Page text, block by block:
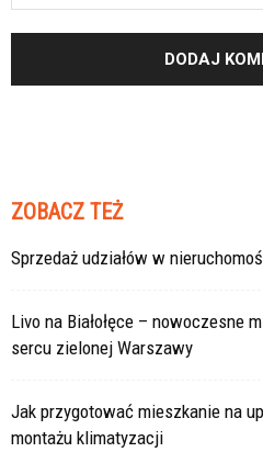
ZOBACZ TEŻ
Sprzedaż udziałów w
Livo na Białołęce – nowoczesne
sercu zielonej Warszawy
Jak przygotować mieszkanie na
montażu klimatyzacji